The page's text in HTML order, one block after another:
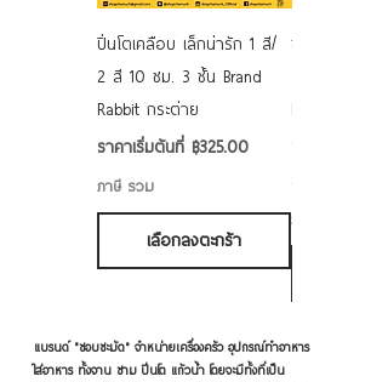
ปิ่นโตเคลือบ เล็กน่ารัก 1 สี/
2 สี 10 ซม. 3 ชั้น Brand
Rabbit กระต่าย
ราคาเริ่มต้นที่ ฿325.00
ราคาขายลด
ภาษี รวม
เลือกลงตะกร้า
ชามเคลือบ
ภาษี รวม
แบรนด์ "ชอบชะมัด" จำหน่ายเครื่องครัว อุปกรณ์ทำอาหาร
ใส่อาหาร ทั้งจาน ชาม ปิ่นโต แก้วน้ำ โดยจะมีทั้งที่เป็น